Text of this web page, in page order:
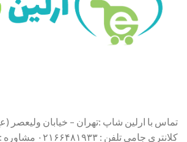
تماس با ارلین شاپ :تهران – خیابان ولیعصر
کلانتری جامی تلفن : ۰۲۱۶۶۴۸۱۹۳۳ مشاوره : ۰۹۱۹۲۰۶۵۲۳۲